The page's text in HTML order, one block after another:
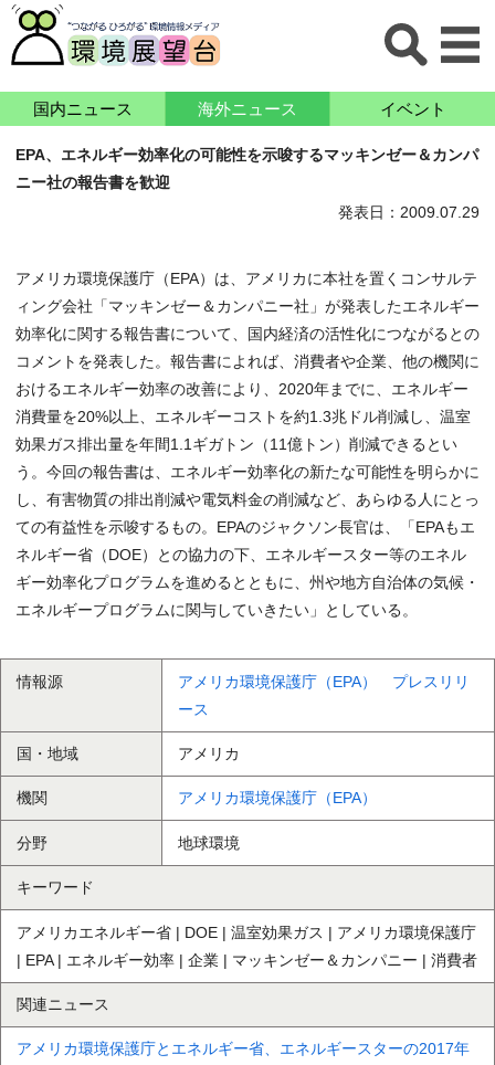
国内ニュース 海外ニュース イベント
EPA、エネルギー効率化の可能性を示唆するマッキンゼー＆カンパ
ニー社の報告書を歓迎
発表日：2009.07.29
アメリカ環境保護庁（EPA）は、アメリカに本社を置くコンサルテ
ィング会社「マッキンゼー＆カンパニー社」が発表したエネルギー
効率化に関する報告書について、国内経済の活性化につながるとの
コメントを発表した。報告書によれば、消費者や企業、他の機関に
おけるエネルギー効率の改善により、2020年までに、エネルギー
消費量を20%以上、エネルギーコストを約1.3兆ドル削減し、温室
効果ガス排出量を年間1.1ギガトン（11億トン）削減できるとい
う。今回の報告書は、エネルギー効率化の新たな可能性を明らかに
し、有害物質の排出削減や電気料金の削減など、あらゆる人にとっ
ての有益性を示唆するもの。EPAのジャクソン長官は、「EPAもエ
ネルギー省（DOE）との協力の下、エネルギースター等のエネル
ギー効率化プログラムを進めるとともに、州や地方自治体の気候・
エネルギープログラムに関与していきたい」としている。
情報源
アメリカ環境保護庁（EPA） プレスリリ
ース
国・地域 アメリカ
機関 アメリカ環境保護庁（EPA）
分野 地球環境
キーワード
アメリカエネルギー省 | DOE | 温室効果ガス | アメリカ環境保護庁
| EPA | エネルギー効率 | 企業 | マッキンゼー＆カンパニー | 消費者
関連ニュース
アメリカ環境保護庁とエネルギー省、エネルギースターの2017年